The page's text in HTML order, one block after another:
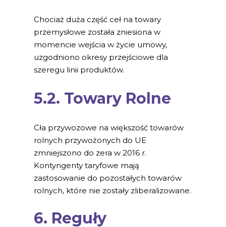
Chociaż duża część ceł na towary
przemysłowe została zniesiona w
momencie wejścia w życie umowy,
uzgodniono okresy przejściowe dla
szeregu linii produktów.
5.2. Towary Rolne
Cła przywozowe na większość towarów
rolnych przywożonych do UE
zmniejszono do zera w 2016 r.
Kontyngenty taryfowe mają
zastosowanie do pozostałych towarów
rolnych, które nie zostały zliberalizowane.
6. Reguły